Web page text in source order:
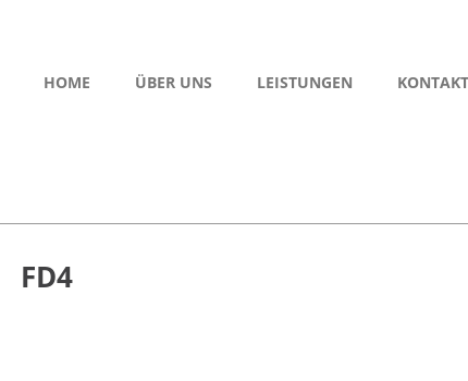
HOME ÜBER UNS LEISTUNGEN KONTAKT
FD4